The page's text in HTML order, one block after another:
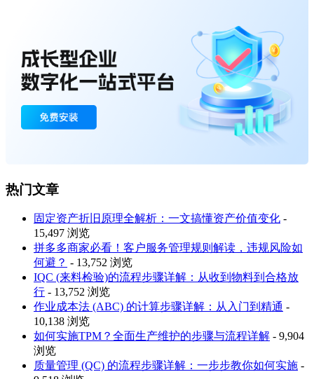
热门文章
固定资产折旧原理全解析：一文搞懂资产价值变化 -
15,497 浏览
拼多多商家必看！客户服务管理规则解读，违规风险如
何避？ - 13,752 浏览
IQC (来料检验)的流程步骤详解：从收到物料到合格放
行 - 13,752 浏览
作业成本法 (ABC) 的计算步骤详解：从入门到精通 -
10,138 浏览
如何实施TPM？全面生产维护的步骤与流程详解 - 9,904
浏览
质量管理 (QC) 的流程步骤详解：一步步教你如何实施 -